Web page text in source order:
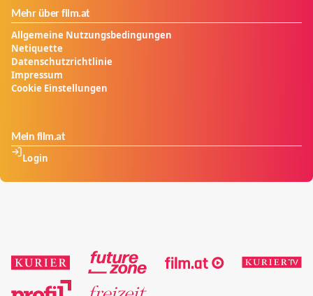
Mehr über film.at
Allgemeine Nutzungsbedingungen
Netiquette
Datenschutzrichtlinie
Impressum
Cookie Einstellungen
Mein film.at
Login